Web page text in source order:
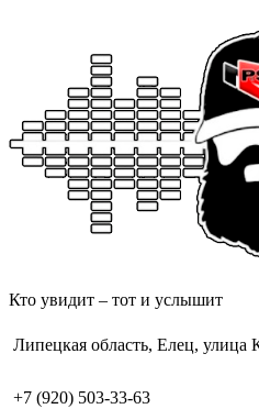
Кто увидит – тот и услышит
Липецкая область, Елец, улица
+7 (920) 503-33-63